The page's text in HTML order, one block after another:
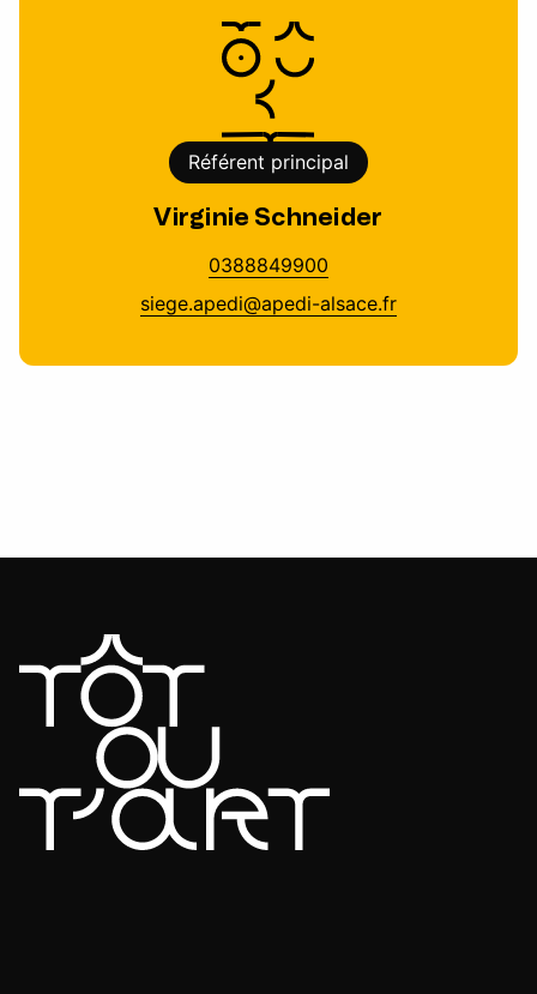
Référent principal
Virginie Schneider
0388849900
siege.apedi@apedi-alsace.fr